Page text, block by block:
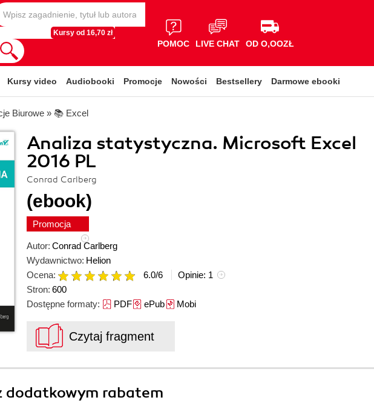
Kursy od 16,70 zł
POMOC LIVE CHAT OD O,OOZŁ
Kursy video Audiobooki Promocje Nowości Bestsellery Darmowe ebooki
Biurowe » 📚 Excel
Analiza statystyczna. Microsoft Excel
2016 PL
Conrad Carlberg
(ebook)
Promocja
Autor: Conrad Carlberg
Wydawnictwo: Helion
Ocena:
6.0/6 Opinie: 1
Stron: 600
Dostępne formaty: PDFePubMobi
Czytaj fragment
dodatkowym rabatem